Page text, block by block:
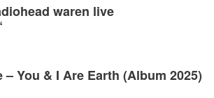
waren live
– You & I Are Earth (Album 2025)